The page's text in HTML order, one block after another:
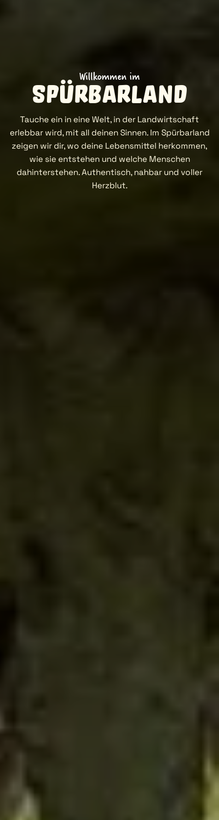
Willkommen im
SpürbarLand
Tauche ein in eine Welt, in der Landwirtschaft
erlebbar wird, mit all deinen Sinnen. Im Spürbarland
zeigen wir dir, wo deine Lebensmittel herkommen,
wie sie entstehen und welche Menschen
dahinterstehen. Authentisch, nahbar und voller
Herzblut.